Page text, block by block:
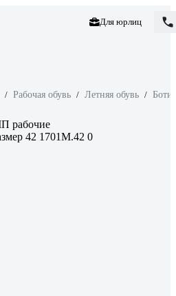
Для юрлиц
/ Рабочая обувь / Летняя обувь /